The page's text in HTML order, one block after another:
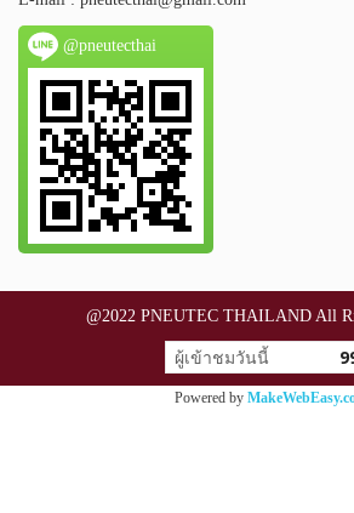
@pneutecthai
@2022 PNEUTEC THAILAND All
ผู้เข้าชมวันนี้
Powered by